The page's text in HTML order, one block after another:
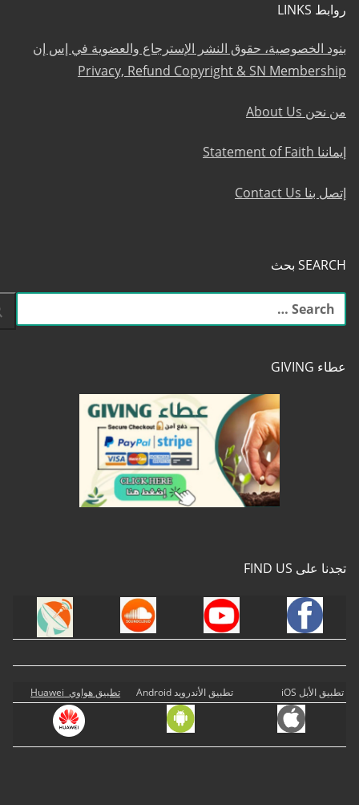
روابط LINKS
بنود الخصوصية، حقوق النشر الإسترجاع والعضوية في إس إن
Privacy, Refund Copyright & SN Membership
من نحن About Us
إيماننا Statement of Faith
إتصل بنا Contact Us
SEARCH بحث
البحث
عن:
عطاء GIVING
تجدنا على FIND US
تطبيق الأبل iOS تطبيق الأندرويد Android تطبيق هواوي Huawei